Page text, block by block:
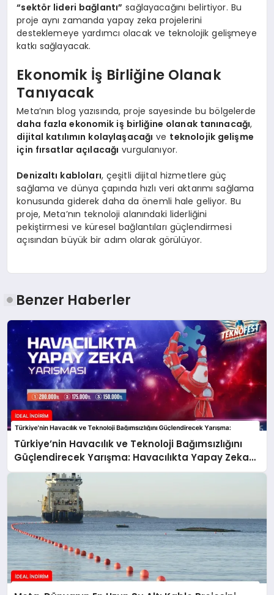
“sektör lideri bağlantı” sağlayacağını belirtiyor. Bu
proje aynı zamanda yapay zeka projelerini
desteklemeye yardımcı olacak ve teknolojik gelişmeye
katkı sağlayacak.
Ekonomik İş Birliğine Olanak
Tanıyacak
Meta’nın blog yazısında, proje sayesinde bu bölgelerde
daha fazla ekonomik iş birliğine olanak tanınacağı,
dijital katılımın kolaylaşacağı ve teknolojik gelişme
için fırsatlar açılacağı vurgulanıyor.
Denizaltı kabloları, çeşitli dijital hizmetlere güç
sağlama ve dünya çapında hızlı veri aktarımı sağlama
konusunda giderek daha da önemli hale geliyor. Bu
proje, Meta’nın teknoloji alanındaki liderliğini
pekiştirmesi ve küresel bağlantıları güçlendirmesi
açısından büyük bir adım olarak görülüyor.
Benzer Haberler
Türkiye’nin Havacılık ve Teknoloji Bağımsızlığını
Güçlendirecek Yarışma: Havacılıkta Yapay Zeka
Yarışması